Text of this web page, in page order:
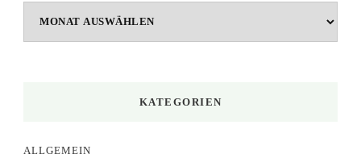
KATEGORIEN
ALLGEMEIN